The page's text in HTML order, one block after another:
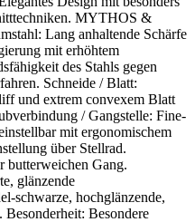
MYTHOS &
Lang anhaltende Schärfe
mit erhöhtem
des Stahls gegen
Schneide / Blatt:
und extrem convexem Blatt
/ Gangstelle: Fine-
mit ergonomischem
über Stellrad.
butterweichen Gang.
glänzende
schwarze, hochglänzende,
Besondere